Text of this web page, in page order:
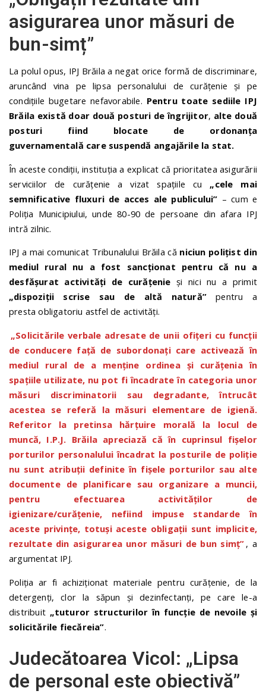
asigurarea unor măsuri de
bun-simț”
La polul opus, IPJ Brăila a negat orice formă de discriminare,
aruncând vina pe lipsa personalului de curățenie și pe
condițiile bugetare nefavorabile. Pentru toate sediile IPJ
Brăila există doar două posturi de îngrijitor, alte două
posturi fiind blocate de ordonanța
guvernamentală care suspendă angajările la stat.
În aceste condiții, instituția a explicat că prioritatea asigurării
serviciilor de curățenie a vizat spațiile cu „cele mai
semnificative fluxuri de acces ale publicului” – cum e
Poliția Municipiului, unde 80-90 de persoane din afara IPJ
intră zilnic.
IPJ a mai comunicat Tribunalului Brăila că niciun polițist din
mediul rural nu a fost sancționat pentru că nu a
desfășurat activități de curățenie și nici nu a primit
„dispoziții scrise sau de altă natură” pentru a
presta obligatoriu astfel de activități.
„Solicitările verbale adresate de unii ofițeri cu funcții
de conducere față de subordonați care activează în
mediul rural de a menține ordinea și curățenia în
spațiile utilizate, nu pot fi încadrate în categoria unor
măsuri discriminatorii sau degradante, întrucât
acestea se referă la măsuri elementare de igienă.
Referitor la pretinsa hărțuire morală la locul de
muncă, I.P.J. Brăila apreciază că în cuprinsul fișelor
porturilor personalului încadrat la posturile de poliție
nu sunt atribuții definite în fișele porturilor sau alte
documente de planificare sau organizare a muncii,
pentru efectuarea activităților de
igienizare/curățenie, nefiind impuse standarde în
aceste privințe, totuși aceste obligații sunt implicite,
rezultate din asigurarea unor măsuri de bun simț” , a
argumentat IPJ.
Poliția ar fi achiziționat materiale pentru curățenie, de la
detergenți, clor la săpun și dezinfectanți, pe care le-a
distribuit „tuturor structurilor în funcție de nevoile și
solicitările fiecăreia”.
Judecătoarea Vicol: „Lipsa
de personal este obiectivă”